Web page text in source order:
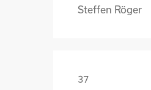
Steffen Röger